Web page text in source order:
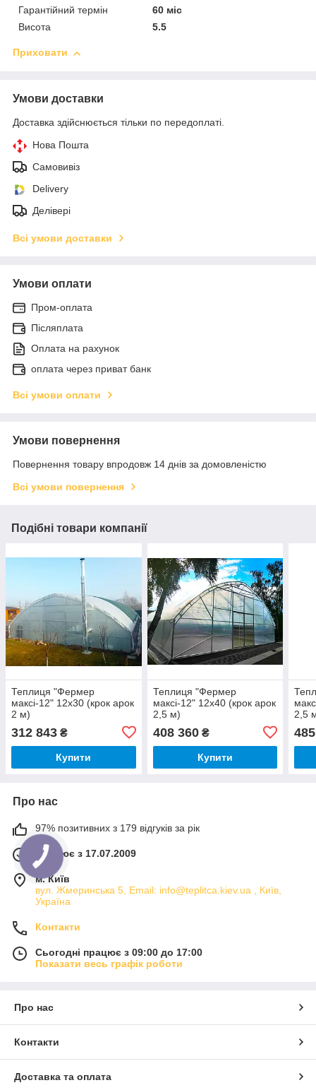
Гарантійний термін
60 міс
Висота
5.5
Приховати
Умови доставки
Доставка здійснюється тільки по передоплаті.
Нова Пошта
Самовивіз
Delivery
Делівері
Всі умови доставки
Умови оплати
Пром-оплата
Післяплата
Оплата на рахунок
оплата через приват банк
Всі умови оплати
Умови повернення
Повернення товару впродовж 14 днів за домовленістю
Всі умови повернення
Подібні товари компанії
Теплиця "Фермер
максі-12" 12х30 (крок арок
2 м)
312 843 ₴
Купити
Теплиця "Фермер
максі-12" 12х40 (крок арок
2,5 м)
408 360₴
Купити
2,5
Про нас
97% позитивних з 179 відгуків за рік
Працює з 17.07.2009
м. Київ
вул. Жмеринська 5, Email: info@teplitca.kiev.ua , Київ,
Україна
Контакти
Сьогодні працює з 09:00 до 17:00
Показати весь графік роботи
Про нас
Контакти
Доставка та оплата